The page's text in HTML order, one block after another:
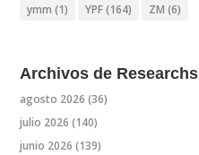
ymm (1) YPF(164) ZM (6)
Archivos de Researchs
agosto 2026 (36)
julio 2026 (140)
junio 2026 (139)